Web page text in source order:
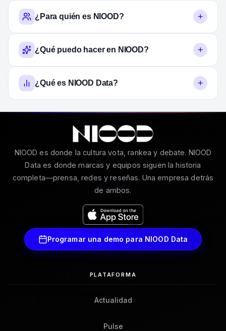
¿Para quién es NIOOD? +
¿Qué puedo hacer en NIOOD? +
¿Qué es NIOOD Data? +
NIOOD es donde la cultura vota, rankea y debate. NIOOD
Data es donde marcas y equipos siguen la historia
completa—prensa, redes y reseñas. Una empresa detrás
de ambos.
Programar una demo para NIOOD Data
PLATAFORMA
Actualidad
Pulse